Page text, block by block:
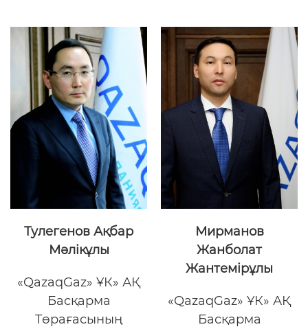
Тулегенов Ақбар
Мәлікұлы
«QazaqGaz» ҰК» АҚ
Басқарма
Төрағасының
Мирманов
Жанболат
Жантемірұлы
«QazaqGaz» ҰК» АҚ
Басқарма